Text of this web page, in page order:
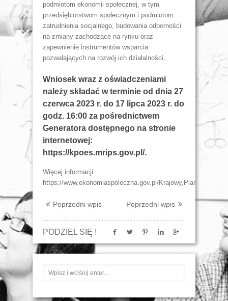
podmiotom ekonomii społecznej, w tym
przedsiębiorstwom społecznym i podmiotom
zatrudnienia socjalnego, budowania odporności
na zmiany zachodzące na rynku oraz
zapewnienie instrumentów wsparcia
pozwalających na rozwój ich działalności.
Wniosek wraz z oświadczeniami
należy składać w terminie od dnia 27
czerwca 2023 r. do 17 lipca 2023 r. do
godz. 16:00 za pośrednictwem
Generatora dostępnego na stronie
internetowej:
https://kpoes.mrips.gov.pl/.
Więcej informacji:
https://www.ekonomiaspoleczna.gov.pl/
Poprzedni wpis Poprzedni wpis
PODZIEL SIĘ !